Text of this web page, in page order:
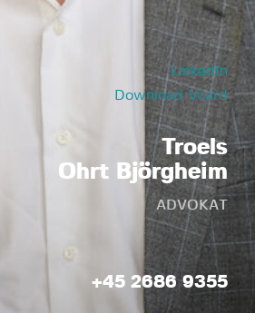
LinkedIn
Download Vcard
Troels
Ohrt Björgheim
ADVOKAT
+45 2686 9355